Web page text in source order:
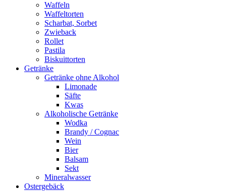
Waffeln
Waffeltorten
Scharbat, Sorbet
Zwieback
Rollet
Pastila
Biskuittorten
Getränke
Getränke ohne Alkohol
Limonade
Säfte
Kwas
Alkoholische Getränke
Wodka
Brandy / Cognac
Wein
Bier
Balsam
Sekt
Mineralwasser
Ostergebäck